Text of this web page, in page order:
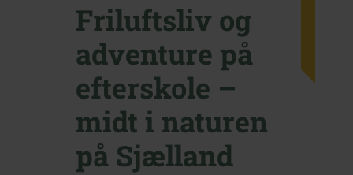
Friluftsliv og
adventure på
efterskole –
midt i naturen
på Sjælland